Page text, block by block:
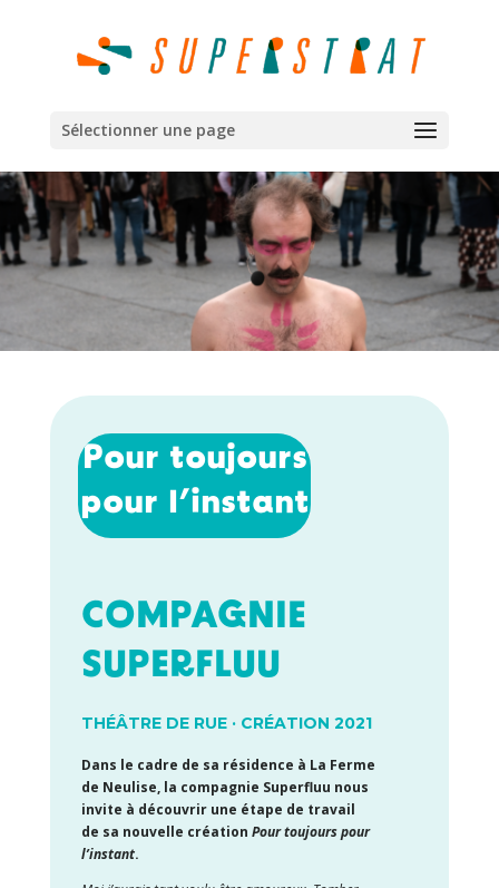
Sélectionner une page
Pour toujours
pour l’instant
COMPAGNIE
SUPERFLUU
THÉÂTRE DE RUE · CRÉATION 2021
Dans le cadre de sa résidence à La Ferme
de Neulise, la compagnie Superfluu nous
invite à découvrir une étape de travail
de sa nouvelle création Pour toujours pour
l’instant.